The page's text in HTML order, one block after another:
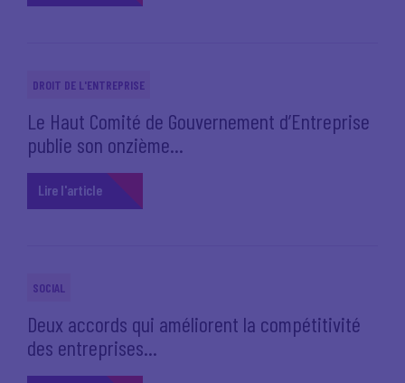
DROIT DE L'ENTREPRISE
Le Haut Comité de Gouvernement d’Entreprise
publie son onzième...
Lire l'article
SOCIAL
Deux accords qui améliorent la compétitivité
des entreprises...